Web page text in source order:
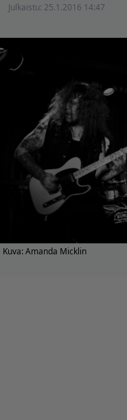
Julkaistu: 25.1.2016 14:47
Kuva: Amanda Micklin